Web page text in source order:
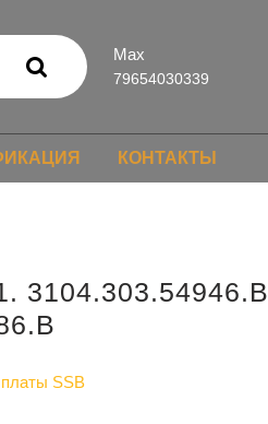
Max
79654030339
КОНТАКТЫ
3104.303.54946.B
SSB